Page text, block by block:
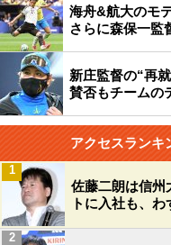
海舟&航大のモ
さらに森保一監
新庄監督の“再
賛否もチームの
アクセスランキ
佐藤二朗は信州
トに入社も、
1
2